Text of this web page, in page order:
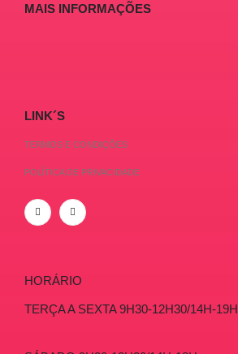
MAIS INFORMAÇÕES
LINK´S
TERMOS E CONDIÇÕES
POLÍTICA DE PRIVACIDADE
HORÁRIO
TERÇA A SEXTA 9H30-12H30/14H-19H